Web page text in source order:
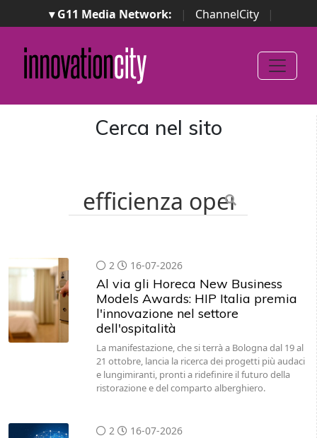
▾ G11 Media Network: | ChannelCity
|
ImpresaCity | SecurityOpenLab | Italian Channel
Awards
Italian Project Awards
Italian Security
Awards
Cerca nel sito
2 16-07-2026
Al via gli Horeca New Business
Models Awards: HIP Italia premia
l'innovazione nel settore
dell'ospitalità
La manifestazione, che si terrà a Bologna dal 19 al
21 ottobre, lancia la ricerca dei progetti più audaci
e lungimiranti, pronti a ridefinire il futuro della
ristorazione e del comparto alberghiero.
2 16-07-2026